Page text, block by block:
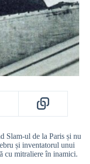
Slam-ul de la Paris și nu
și inventatorul unui
cu mitraliere în inamici.